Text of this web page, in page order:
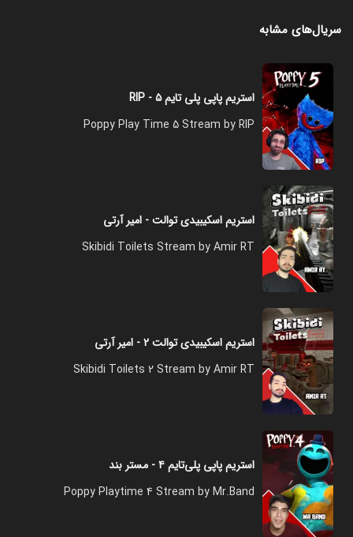
سریال‌های مشابه
استریم پاپی پلی تایم ۵ - RIP
Poppy Play Time 5 Stream by RIP
استریم اسکیبیدی توالت - امیر آرتی
Skibidi Toilets Stream by Amir RT
استریم اسکیبیدی توالت ۲ - امیر آرتی
Skibidi Toilets 2 Stream by Amir RT
استریم پاپی پلی‌تایم ۴ - مستر بند
Poppy Playtime 4 Stream by Mr.Band